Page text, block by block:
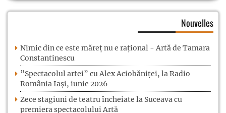
Nouvelles
Nimic din ce este măreț nu e rațional - Artă de Tamara
Constantinescu
”Spectacolul artei” cu Alex Aciobăniței, la Radio
România Iași, iunie 2026
Zece stagiuni de teatru încheiate la Suceava cu
premiera spectacolului Artă